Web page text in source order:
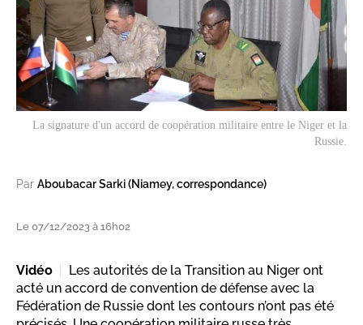
La signature d'un accord de coopération militaire entre le Niger et la
Russie.
Par Aboubacar Sarki (Niamey, correspondance)
Le 07/12/2023 à 16h02
Vidéo
Les autorités de la Transition au Niger ont
acté un accord de convention de défense avec la
Fédération de Russie dont les contours n’ont pas été